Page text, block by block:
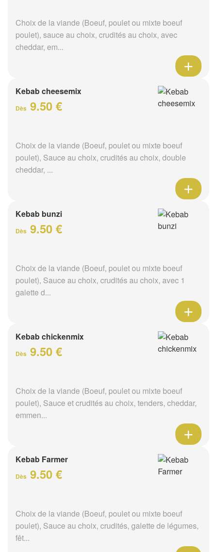
Choix de la viande (Boeuf, poulet ou mixte boeuf
poulet), sauce au choix, crudités au choix, avec
cheddar, em...
Kebab cheesemix
Dès 9.50 €
Choix de la viande (Boeuf, poulet ou mixte boeuf
poulet), Sauce au choix, crudités au choix, double
cheddar, ...
Kebab bunzi
Dès 9.50 €
Choix de la viande (Boeuf, poulet ou mixte boeuf
poulet), Sauce au choix, crudités au choix, avec 1
galette d...
Kebab chickenmix
Dès 9.50 €
Choix de la viande (Boeuf, poulet ou mixte boeuf
poulet), Sauce et crudités au choix, tenders, cheddar,
emmen...
Kebab Farmer
Dès 9.50 €
Choix de la viande (Boeuf, poulet ou mixte boeuf
poulet), Sauce au choix, crudités, galette de légumes,
fêt...